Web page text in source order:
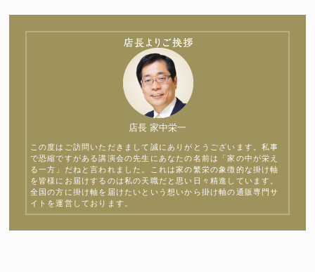
店長 家中栄一
この度はご訪問いただきまして誠にありがとうございます。私事
で恐縮ですがある講演会の先生にあなたの名前は「家の中が栄え
る一方」だねと言われました。これは家の繁栄の象徴的な掛け軸
を皆様にお届けするのは私の天職だと思い日々精進しています。
全国の方に掛け軸を届けたいという想いから掛け軸の通販専門サ
イトを運営しております。